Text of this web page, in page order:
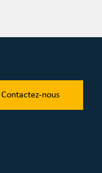
Contactez-nous